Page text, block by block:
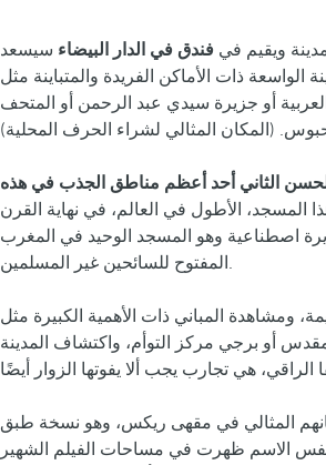
ويقيم في فندق في الدار البيضاء سيسعد
الواسعة ذات الأماكن الفريدة والمتباينة مثل
أو جزيرة سيدي عبد الرحمن أو المتحف
الثاني أحد أعظم مناطق الجذب في هذه
المسجد، الأطول في العالم، في نهاية القرن
اصطناعية وهو المسجد الوحيد في المغرب
المفتوح للسائحين غير المسلمين.
ومشاهدة المباني ذات الأهمية الكبيرة مثل
أو برجي مركز التوأم، واكتشاف المدينة
المثالي في مقهى ريكس، وهو نسخة طبق
الاسم ظهرت في مساحات الفيلم الشهير